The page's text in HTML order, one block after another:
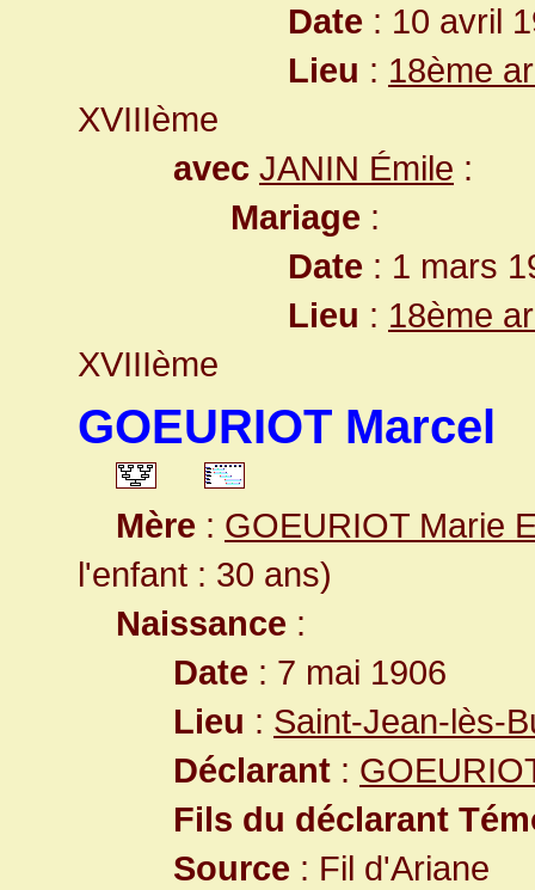
Date : 10 avril
Lieu : 18ème
XVIIIème
avec JANIN Émile :
Mariage :
Date : 1 mars
Lieu : 18ème
XVIIIème
GOEURIOT Marcel
Mère : GOEURIOT Marie
l'enfant : 30 ans)
Naissance :
Date : 7 mai 1906
Lieu : Saint-Jean-lès-
Déclarant :
Fils du déclarant
Source : Fil d'Ariane